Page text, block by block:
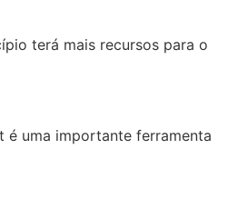
terá mais recursos para o
é uma importante ferramenta